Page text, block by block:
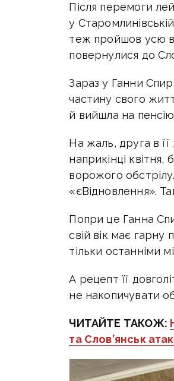
Після перемоги
у
теж пройшов усю
повернулися до
Зараз у Ганни
частину свого
й вийшла на
На жаль, друга в
наприкінці
ворожого
«єВідновлення».
Попри це Ганна
свій вік має гарну
тільки останніми
А рецепт її
не накопичувати
ЧИТАЙТЕ ТАКОЖ:
та Слов’янськ